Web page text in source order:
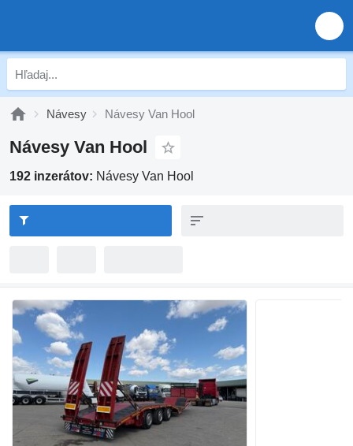
Návesy Návesy Van Hool
Návesy Van Hool
192 inzerátov: Návesy Van Hool